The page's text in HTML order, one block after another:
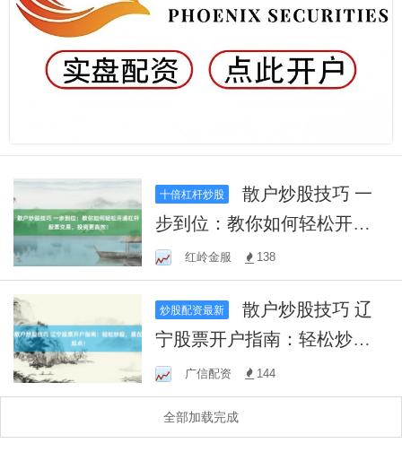
十倍杠杆炒股
散户炒股技巧 一
步到位：教你如何轻松开通
杠杆股票交易，投资更高
效！
红岭金服 138
炒股配资最新
散户炒股技巧 辽
宁股票开户指南：轻松炒
股，赢在起点！
广信配资 144
全部加载完成